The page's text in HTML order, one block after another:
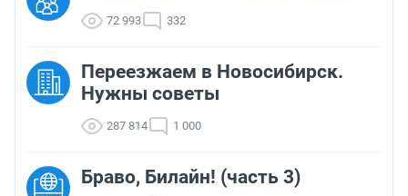
72 993 332
Переезжаем в Новосибирск.
Нужны советы
287 814 1 000
Браво, Билайн! (часть 3)